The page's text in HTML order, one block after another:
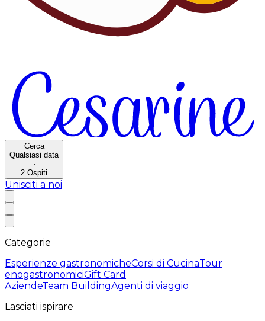
Cerca
Qualsiasi data
·
2 Ospiti
Unisciti a noi
Categorie
Esperienze gastronomicheCorsi di CucinaTour
enogastronomiciGift Card
AziendeTeam BuildingAgenti di viaggio
Lasciati ispirare